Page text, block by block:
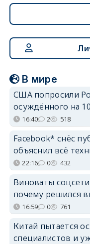
В мире
США попросили
осуждённого на
16:40 2 518
Facebook* снёс
объяснил всё
22:16 0 432
Виноваты
почему решился
16:59 0 761
Китай пытается
специалистов и